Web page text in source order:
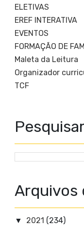
ELETIVAS
EREF INTERATIVA
EVENTOS
FORMAÇÃO DE
Maleta da Leitura
Organizador
TCF
Arquivos
▼ 2021 (234)